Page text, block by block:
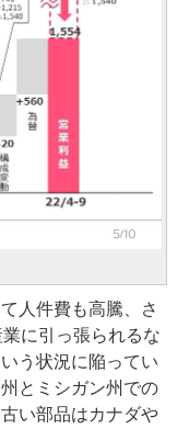
人件費も高騰、さ
に引っ張られるな
う状況に陥ってい
とミシガン州での
い部品はカナダや